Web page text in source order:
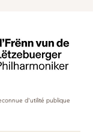
d'utilité publique